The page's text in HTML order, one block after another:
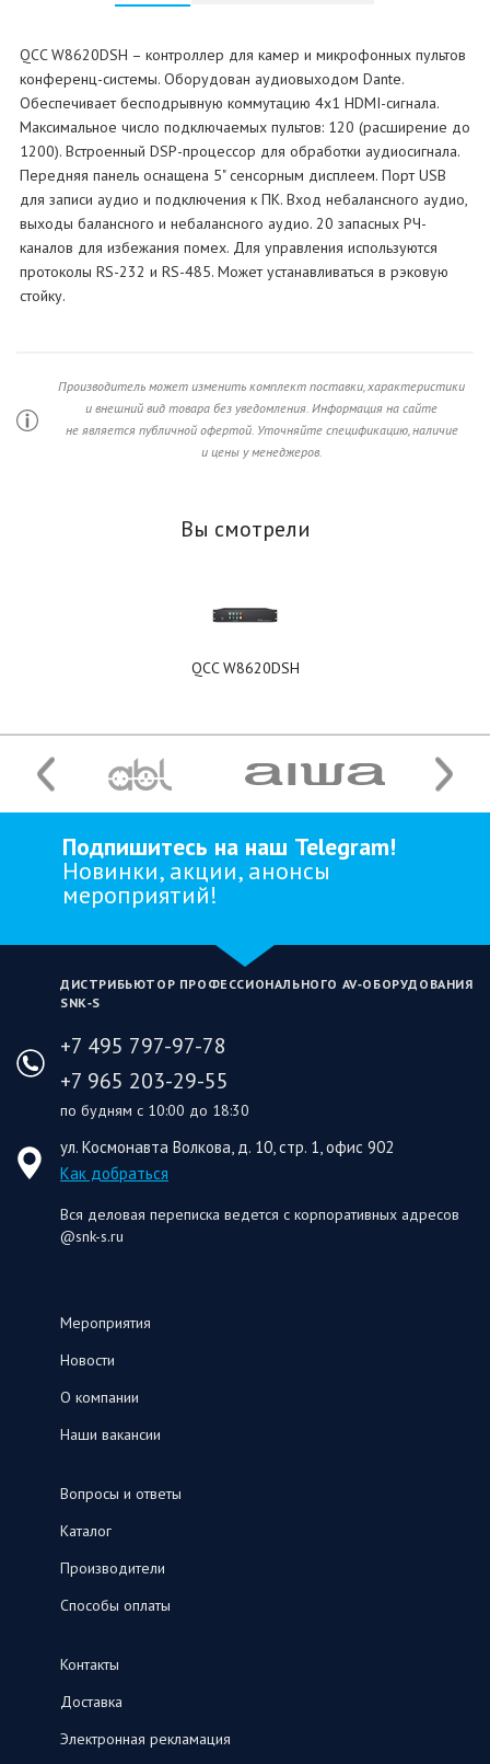
QCC W8620DSH – контроллер для камер и микрофонных пультов
конференц-системы. Оборудован аудиовыходом Dante.
Обеспечивает бесподрывную коммутацию 4x1 HDMI-сигнала.
Максимальное число подключаемых пультов: 120 (расширение до
1200). Встроенный DSP-процессор для обработки аудиосигнала.
Передняя панель оснащена 5" сенсорным дисплеем. Порт USB
для записи аудио и подключения к ПК. Вход небалансного аудио,
выходы балансного и небалансного аудио. 20 запасных РЧ-
каналов для избежания помех. Для управления используются
протоколы RS-232 и RS-485. Может устанавливаться в рэковую
стойку.
Производитель может изменить комплект поставки, характеристики
и внешний вид товара без уведомления. Информация на сайте
не является публичной офертой. Уточняйте спецификацию, наличие
и цены у менеджеров.
Вы смотрели
QCC W8620DSH
Подпишитесь на наш Telegram!
Новинки, акции, анонсы
мероприятий!
ДИСТРИБЬЮТОР ПРОФЕССИОНАЛЬНОГО AV‑ОБОРУДОВАНИЯ
SNK‑S
+7 495 797-97-78
+7 965 203-29-55
по будням с 10:00 до 18:30
ул. Космонавта Волкова, д. 10, стр. 1, офис 902
Как добраться
Вся деловая переписка ведется с корпоративных адресов
@snk-s.ru
Мероприятия
Новости
О компании
Наши вакансии
Вопросы и ответы
Каталог
Производители
Способы оплаты
Контакты
Доставка
Электронная рекламация